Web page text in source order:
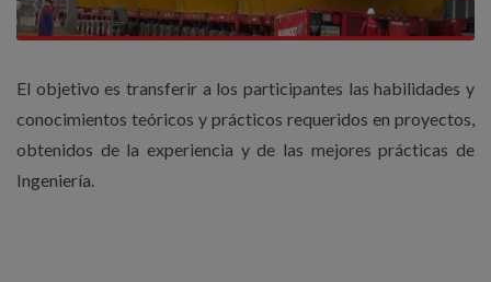
El objetivo es transferir a los participantes las habilidades y
conocimientos teóricos y prácticos requeridos en proyectos,
obtenidos de la experiencia y de las mejores prácticas de
Ingeniería.